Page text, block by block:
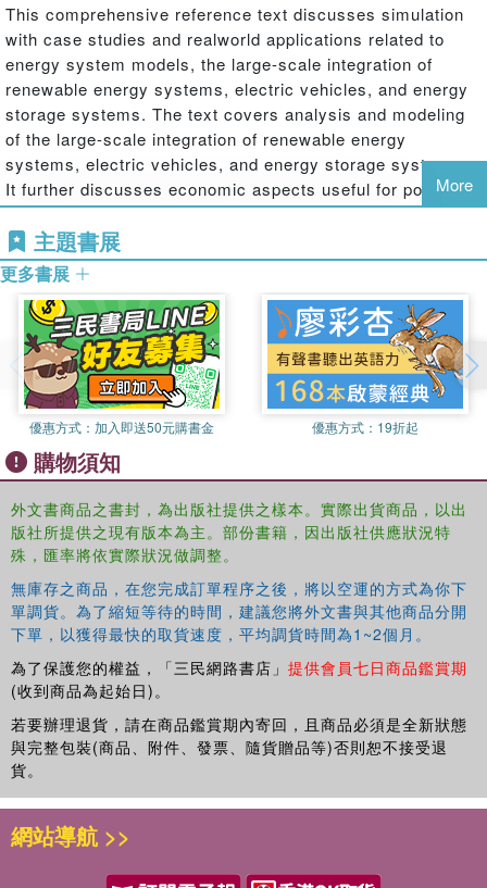
This comprehensive reference text discusses simulation
with case studies and realworld applications related to
energy system models, the large-scale integration of
renewable energy systems, electric vehicles, and energy
storage systems. The text covers analysis and modeling
of the large-scale integration of renewable energy
systems, electric vehicles, and energy storage systems.
It further discusses economic aspects useful for policy
makers and industrial professionals. It covers important
topics, including smart grids architectures, wide-area
situational awareness (WASA), energy management
systems (EMS), demand response (DR), smart grid
standardization exertions, virtual power plants, battery
degradation modeling, optimization approaches in
modeling, and smart metering infrastructure.
The book:
Discusses the analysis and modeling of the large-scale integration
of renewable energy systems, electric vehicles, and energy
storage systems
Covers issues and challenges encountered in the large-scale
integration of electric vehicles, energy storage systems and
renewable energy systems into future smart grid design
Provides simulation with case studies and real-world applications
related to energy system models, electric vehicles, and energy
storage systems
Discusses the integration of large renewable energy systems, with
the presence of a large number of electric vehicles and storage
devices/systems
Discussing concepts of smart grids, together with the
deployment of electric vehicles, energy storage systems
and renewable energy systems, this text will be useful as
a reference text for graduate students and academic
researchers in the fields of electrical engineering,
More
主題書展
更多書展
優惠方式： 加入即送50元購書金 優惠方式： 19折起
購物須知
外文書商品之書封，為出版社提供之樣本。實際出貨商品，以出
版社所提供之現有版本為主。部份書籍，因出版社供應狀況特
殊，匯率將依實際狀況做調整。
無庫存之商品，在您完成訂單程序之後，將以空運的方式為你下
單調貨。為了縮短等待的時間，建議您將外文書與其他商品分開
下單，以獲得最快的取貨速度，平均調貨時間為1~2個月。
為了保護您的權益，「三民網路書店」 提供會員七日商品鑑賞期
(收到商品為起始日)。
若要辦理退貨，請在商品鑑賞期內寄回，且商品必須是全新狀態
與完整包裝(商品、附件、發票、隨貨贈品等)否則恕不接受退
貨。
網站導航 >>